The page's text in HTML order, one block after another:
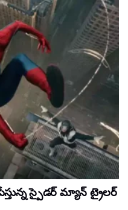
స్పైడర్ మ్యాన్ ట్రైలర్